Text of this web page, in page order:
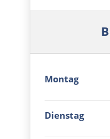
Senftenberg
Dresden
Pirna
Montag
Dienstag